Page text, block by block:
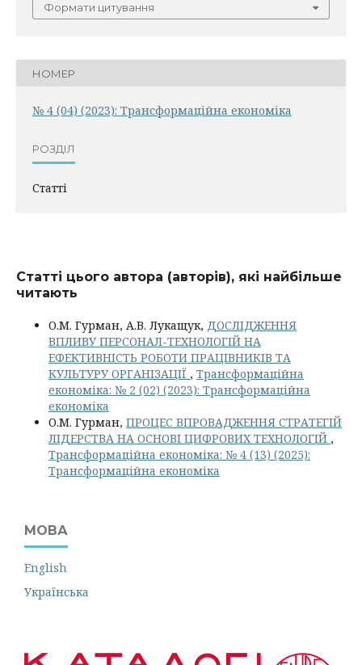
Формати цитування
НОМЕР
№ 4 (04) (2023): Трансформаційна економіка
РОЗДІЛ
Статті
Статті цього автора (авторів), які найбільше
читають
О.М. Гурман, А.В. Лукащук, ДОСЛІДЖЕННЯ
ВПЛИВУ ПЕРСОНАЛ-ТЕХНОЛОГІЙ НА
ЕФЕКТИВНІСТЬ РОБОТИ ПРАЦІВНИКІВ ТА
КУЛЬТУРУ ОРГАНІЗАЦІЇ , Трансформаційна
економіка: № 2 (02) (2023): Трансформаційна
економіка
О.М. Гурман, ПРОЦЕС ВПРОВАДЖЕННЯ СТРАТЕГІЙ
ЛІДЕРСТВА НА ОСНОВІ ЦИФРОВИХ ТЕХНОЛОГІЙ ,
Трансформаційна економіка: № 4 (13) (2025):
Трансформаційна економіка
МОВА
English
Українська